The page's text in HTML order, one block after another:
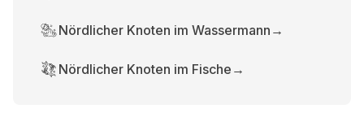
Nördlicher Knoten im Wassermann →
Nördlicher Knoten im Fische →